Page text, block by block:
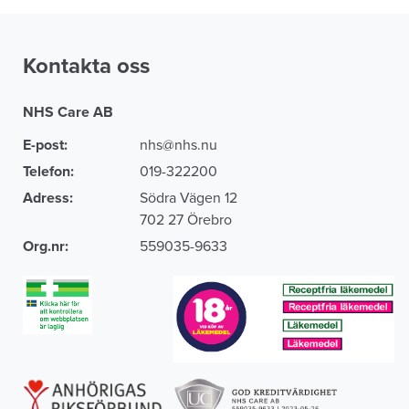
Kontakta oss
NHS Care AB
E-post:
nhs@nhs.nu
Telefon:
019-322200
Adress:
Södra Vägen 12
702 27 Örebro
Org.nr:
559035-9633